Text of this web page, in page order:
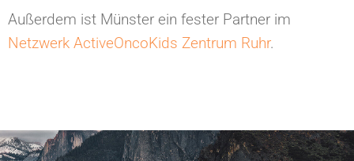
Außerdem ist Münster ein fester Partner im
Netzwerk ActiveOncoKids Zentrum Ruhr.